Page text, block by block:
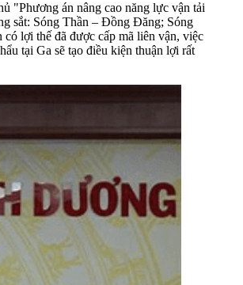
"Phương án nâng cao năng lực vận tải
sắt: Sóng Thần – Đồng Đăng; Sóng
lợi thế đã được cấp mã liên vận, việc
tại Ga sẽ tạo điều kiện thuận lợi rất